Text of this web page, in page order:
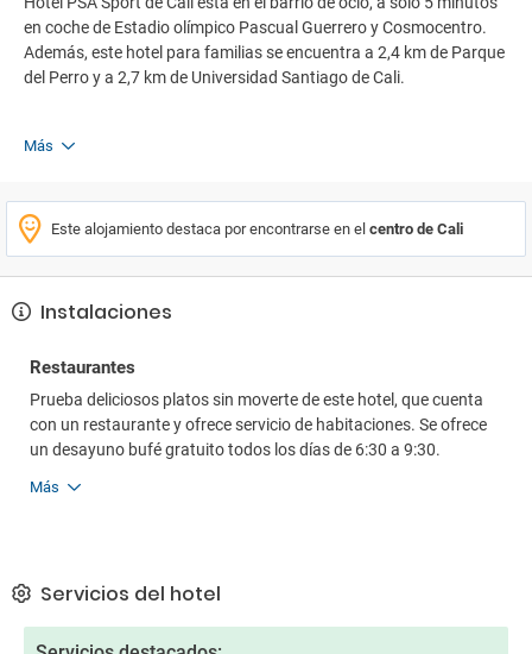
en coche de Estadio olímpico Pascual Guerrero y Cosmocentro.
Además, este hotel para familias se encuentra a 2,4 km de Parque
del Perro y a 2,7 km de Universidad Santiago de Cali.
Más
Este alojamiento destaca por encontrarse en el centro de Cali
Instalaciones
Restaurantes
Prueba deliciosos platos sin moverte de este hotel, que cuenta
con un restaurante y ofrece servicio de habitaciones. Se ofrece
un desayuno bufé gratuito todos los días de 6:30 a 9:30.
Más
Servicios del hotel